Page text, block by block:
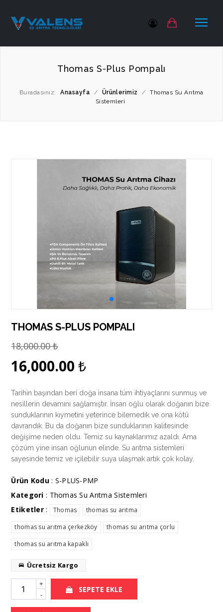
Thomas S-Plus Pompalı
Buradasınız: Anasayfa / Ürünlerimiz /
Thomas Su Arıtma
Sistemleri
THOMAS S-PLUS POMPALI
18,000.00₺
16,000.00₺
Tarihin başından beri doğa insana tüm ihtiyaçlarını sunmuş ve
nesillerin devamını sağlamıştır. İnsan oğlu olarak doğanın bize
sunduklarının kıymetini yeterince bilemedik ve ona kötü
davrandık. Bu da doğanın bize sunduklarının kalitesinde
değişime neden oldu. Temiz su kaynaklarımız azaldı. Ama
çözüm yine insan oğlunun elinde. Su arıtma sistemleri
sayesinde temiz ve içilebilir suya ulaşmak artık çok kolay.
Ürün Kodu: S-PLUS-PMP
Kategori : Thomas Su Arıtma Sistemleri
Etiketler: Thomas
thomas su arıtma
thomas su arıtma çerkezköy
thomas su arıtma çorlu
thomas su arıtma kapaklı
Ücretsiz Kargo
+
-
SEPETE EKLE